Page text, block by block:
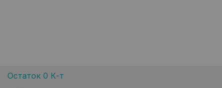
Остаток 0 К-т